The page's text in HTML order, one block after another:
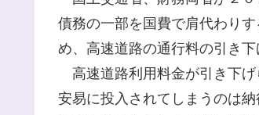
債務の一部を国費で肩代わり
め、高速道路の通行料の引き下
高速道路利用料金が引き下げ
安易に投入されてしまうのは